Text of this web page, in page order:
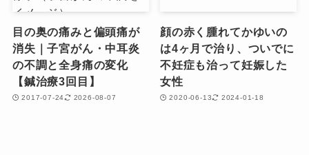
目の奥の痛みと偏頭痛が
消失｜子宮がん・中耳炎
の不調と全身痛の変化
【鍼治療3回目】
2017-07-24 2026-08-07
顔の赤く腫れてかゆいの
は4ヶ月で治り、ついでに
不妊症も治って妊娠した
女性
2020-06-13 2024-01-18